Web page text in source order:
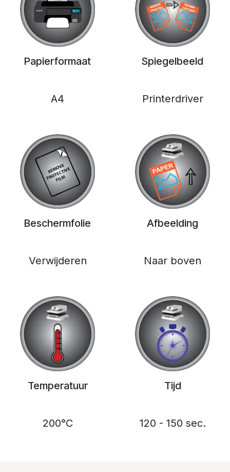
Papierformaat
A4
Spiegelbeeld
Printerdriver
Beschermfolie
Verwijderen
Afbeelding
Naar boven
Temperatuur
200°C
Tijd
120 - 150 sec.